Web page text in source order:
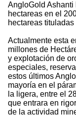
AngloGold
hectareas en el
hectareas
Actualmente esta
millones de
y explotación de
especiales,
estos últimos
mayoría en el
la ligera, entre el
que entrara en
de la actividad